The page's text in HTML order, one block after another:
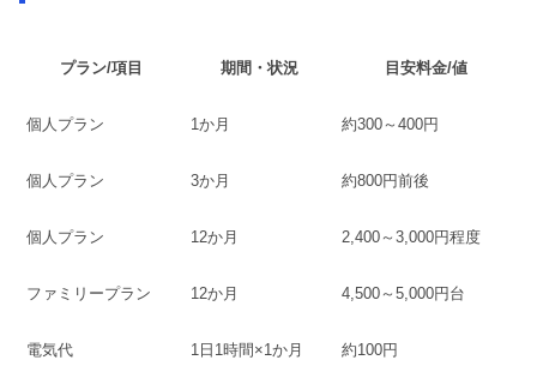
プラン/項目 期間・状況 目安料金/値
個人プラン 1か月 約300～400円
個人プラン 3か月 約800円前後
個人プラン 12か月 2,400～3,000円程度
ファミリープラン 12か月 4,500～5,000円台
電気代 1日1時間×1か月 約100円